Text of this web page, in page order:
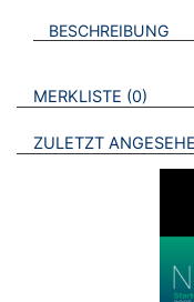
BESCHREIBUNG
VERWEISE AUF
MERKLISTE 0
ZULETZT